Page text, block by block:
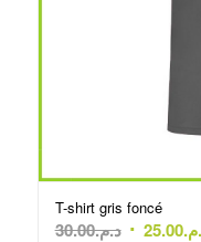
T-shirt gris foncé
د.م.30.00
Le 25.00